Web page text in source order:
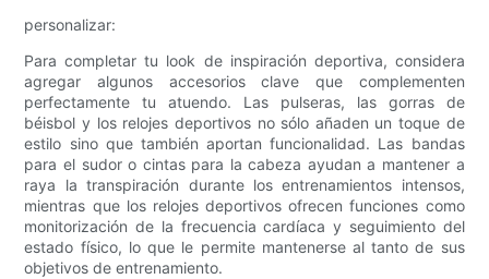
personalizar:
Para completar tu look de inspiración deportiva, considera
agregar algunos accesorios clave que complementen
perfectamente tu atuendo. Las pulseras, las gorras de
béisbol y los relojes deportivos no sólo añaden un toque de
estilo sino que también aportan funcionalidad. Las bandas
para el sudor o cintas para la cabeza ayudan a mantener a
raya la transpiración durante los entrenamientos intensos,
mientras que los relojes deportivos ofrecen funciones como
monitorización de la frecuencia cardíaca y seguimiento del
estado físico, lo que le permite mantenerse al tanto de sus
objetivos de entrenamiento.